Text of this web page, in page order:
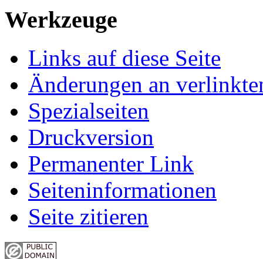
Werkzeuge
Links auf diese Seite
Änderungen an
Spezialseiten
Druckversion
Permanenter Link
Seiten­informationen
Seite zitieren